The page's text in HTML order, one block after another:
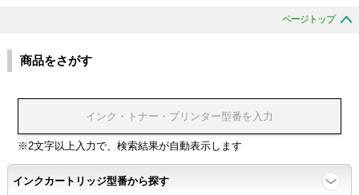
色同士のにじみがないこと。
浸透性
浸透性テスト用のサンプルを印刷する。
任意の色を背景として使用し、
ページトップ
商品をさがす
※2文字以上入力で、検索結果が自動表示します
インクカートリッジ型番から探す